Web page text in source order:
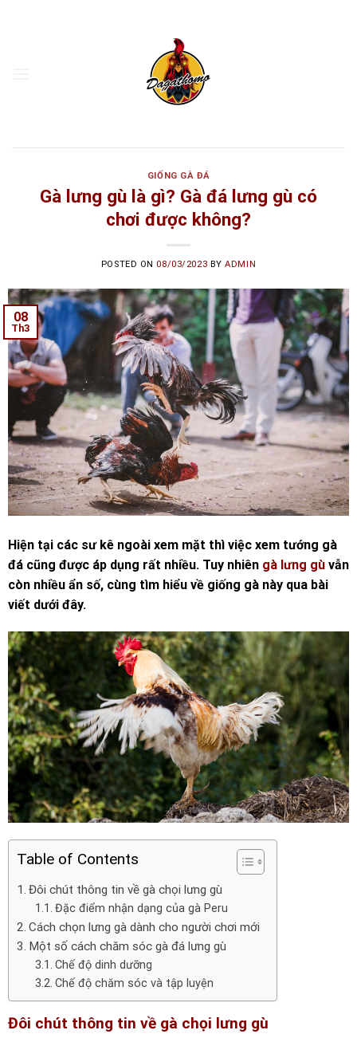
GIỐNG GÀ ĐÁ
Gà lưng gù là gì? Gà đá lưng gù có
chơi được không?
POSTED ON 08/03/2023 BYADMIN
08
Th3
Hiện tại các sư kê ngoài xem mặt thì việc xem tướng gà
đá cũng được áp dụng rất nhiều. Tuy nhiên gà lưng gù vẫn
còn nhiều ẩn số, cùng tìm hiểu về giống gà này qua bài
viết dưới đây.
Table of Contents
Đôi chút thông tin về gà chọi lưng gù
Đặc điểm nhận dạng của gà Peru
Cách chọn lưng gà dành cho người chơi mới
Một số cách chăm sóc gà đá lưng gù
Chế độ dinh dưỡng
Chế độ chăm sóc và tập luyện
Đôi chút thông tin về gà chọi lưng gù